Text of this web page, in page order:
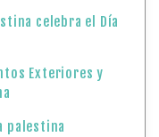
celebra el Día
Exteriores y
palestina